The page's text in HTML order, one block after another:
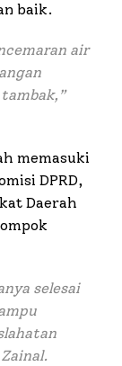
baik.
air
memasuki
DPRD,
Daerah
selesai